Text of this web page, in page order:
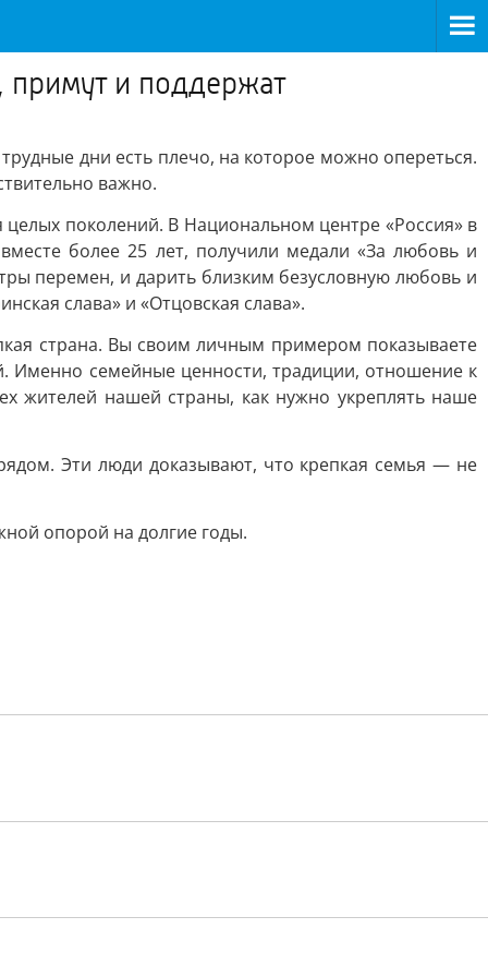
примут и поддержат
дни есть плечо, на которое можно опереться.
важно.
поколений. В Национальном центре «Россия» в
более 25 лет, получили медали «За любовь и
перемен, и дарить близким безусловную любовь и
слава» и «Отцовская слава».
страна. Вы своим личным примером показываете
Именно семейные ценности, традиции, отношение к
жителей нашей страны, как нужно укреплять наше
Эти люди доказывают, что крепкая семья — не
опорой на долгие годы.